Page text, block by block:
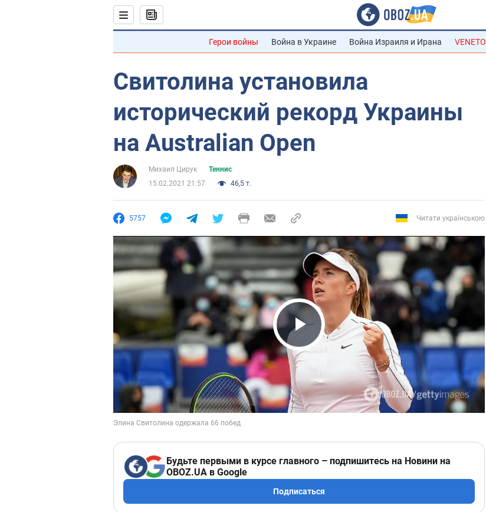
Герои войны Война в Украине Война Израиля и Ирана VENETO
Свитолина установила
исторический рекорд Украины
на Australian Open
Михаил Цирук
Теннис
15.02.2021 21:57
46,5 т.
5757 Читати українською
Play Video
Будьте первыми в курсе главного – подпишитесь на Новини на
OBOZ.UA в Google
Подписаться